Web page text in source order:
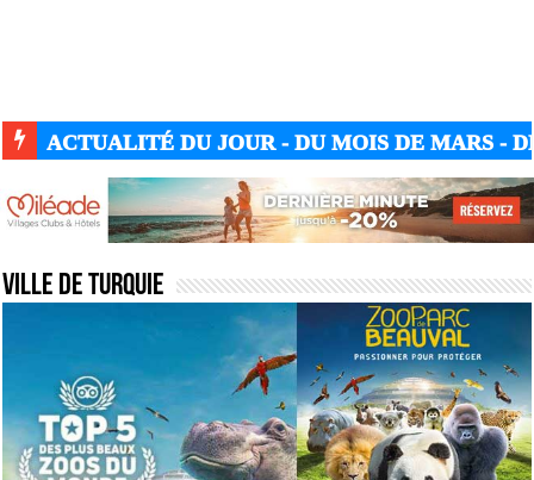
ACTUALITÉ DU JOUR - DU MOIS DE MARS -
Ville de Turquie